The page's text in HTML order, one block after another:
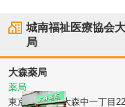
城南福祉医療協会
局
大森薬局
薬局
東京都大田区大森中一丁目